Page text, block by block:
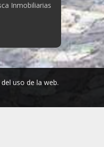
Inmobiliarias
uso de la web.